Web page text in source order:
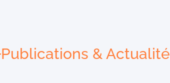
Publications &